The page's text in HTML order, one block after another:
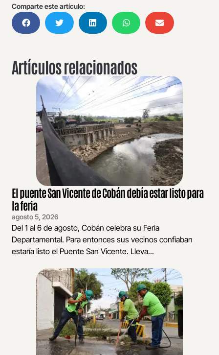
Comparte este artículo:
Artículos relacionados
El puente San Vicente de Cobán debía estar listo para
la feria
agosto 5, 2026
Del 1 al 6 de agosto, Cobán celebra su Feria
Departamental. Para entonces sus vecinos confiaban
estaría listo el Puente San Vicente. Lleva...